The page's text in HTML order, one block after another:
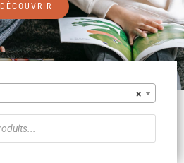
DÉCOUVRIR
×